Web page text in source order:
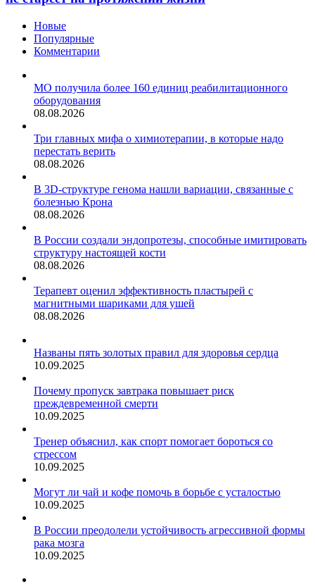
мозг
стареет
протяжении
Новые
Популярные
Комментарии
МО получила более 160 единиц реабилитационного
оборудования
08.08.2026
Три главных мифа о химиотерапии, в которые надо
перестать верить
08.08.2026
В 3D-структуре генома нашли вариации, связанные с
болезнью Крона
08.08.2026
В России создали эндопротезы, способные имитировать
структуру настоящей кости
08.08.2026
Терапевт оценил эффективность пластырей с
магнитными шариками для ушей
08.08.2026
Названы пять золотых правил для здоровья сердца
10.09.2025
Почему пропуск завтрака повышает риск
преждевременной смерти
10.09.2025
Тренер объяснил, как спорт помогает бороться со
стрессом
10.09.2025
Могут ли чай и кофе помочь в борьбе с усталостью
10.09.2025
В России преодолели устойчивость агрессивной формы
рака мозга
10.09.2025